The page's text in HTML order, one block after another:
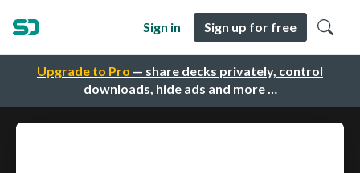
Upgrade to Pro — share decks privately, control
downloads, hide ads and more …
Sign in Sign up for free